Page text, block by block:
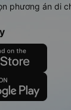
phương án di